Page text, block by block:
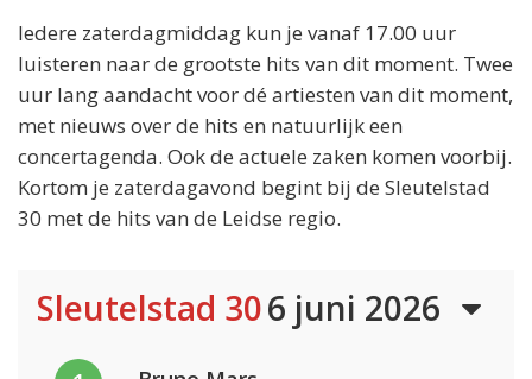
Iedere zaterdagmiddag kun je vanaf 17.00 uur
luisteren naar de grootste hits van dit moment. Twee
uur lang aandacht voor dé artiesten van dit moment,
met nieuws over de hits en natuurlijk een
concertagenda. Ook de actuele zaken komen voorbij.
Kortom je zaterdagavond begint bij de Sleutelstad
30 met de hits van de Leidse regio.
Sleutelstad 306 juni 2026